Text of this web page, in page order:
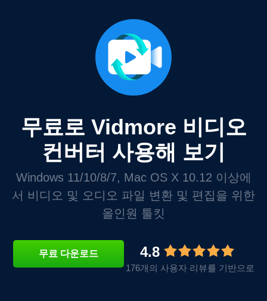
무료로 Vidmore 비디오
컨버터 사용해 보기
Windows 11/10/8/7, Mac OS X 10.12 이상에
서 비디오 및 오디오 파일 변환 및 편집을 위한
올인원 툴킷
무료 다운로드 4.8
176개의 사용자 리뷰를 기반으로